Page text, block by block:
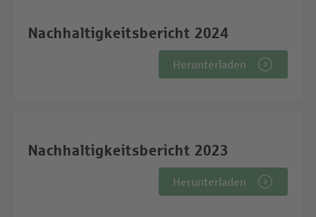
Nachhaltigkeitsbericht 2024
Herunterladen
Nachhaltigkeitsbericht 2023
Herunterladen